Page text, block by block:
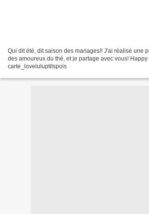
Qui dit été, dit saison des mariages!! J'ai réalisé une
des amoureux du thé, et je partage avec vous!
carte_loveluluptitspois